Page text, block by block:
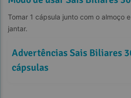
Tomar 1 cápsula junto com o almoço
jantar.
Advertências Sais Biliares
cápsulas